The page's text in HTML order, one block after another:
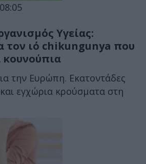
08:05
Υγείας:
τον ιό chikungunya που
κουνούπια
την Ευρώπη. Εκατοντάδες
εγχώρια κρούσματα στη